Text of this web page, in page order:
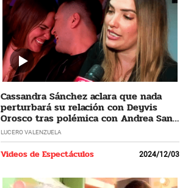
Cassandra Sánchez aclara que nada
perturbará su relación con Deyvis
Orosco tras polémica con Andrea San
Martín
LUCERO VALENZUELA
Videos de Espectáculos 2024/12/03